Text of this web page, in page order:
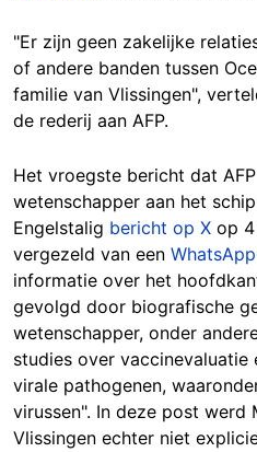
"Er zijn geen zakelijke
of andere banden tussen
familie van Vlissingen",
de rederij aan AFP.
Het vroegste bericht dat
wetenschapper aan het
Engelstalig bericht op X op
vergezeld van een
informatie over het
gevolgd door biografische
wetenschapper, onder
studies over vaccinevaluatie
virale pathogenen,
virussen". In deze post werd
Vlissingen echter niet